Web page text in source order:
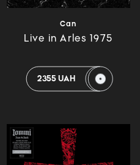
Can
Live in Arles 1975
2355 UAH